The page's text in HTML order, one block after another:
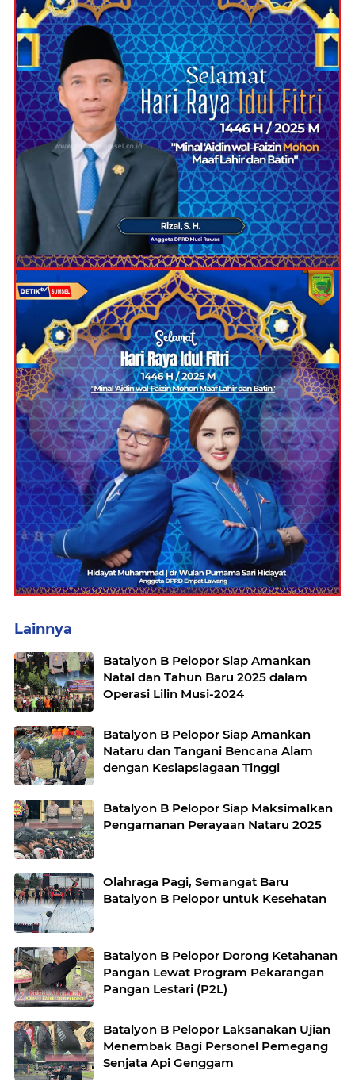
Lainnya
Batalyon B Pelopor Siap Amankan
Natal dan Tahun Baru 2025 dalam
Operasi Lilin Musi-2024
Batalyon B Pelopor Siap Amankan
Nataru dan Tangani Bencana Alam
dengan Kesiapsiagaan Tinggi
Batalyon B Pelopor Siap Maksimalkan
Pengamanan Perayaan Nataru 2025
Olahraga Pagi, Semangat Baru
Batalyon B Pelopor untuk Kesehatan
Batalyon B Pelopor Dorong Ketahanan
Pangan Lewat Program Pekarangan
Pangan Lestari (P2L)
Batalyon B Pelopor Laksanakan Ujian
Menembak Bagi Personel Pemegang
Senjata Api Genggam